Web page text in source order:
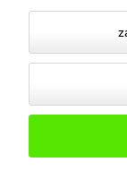
© 2026